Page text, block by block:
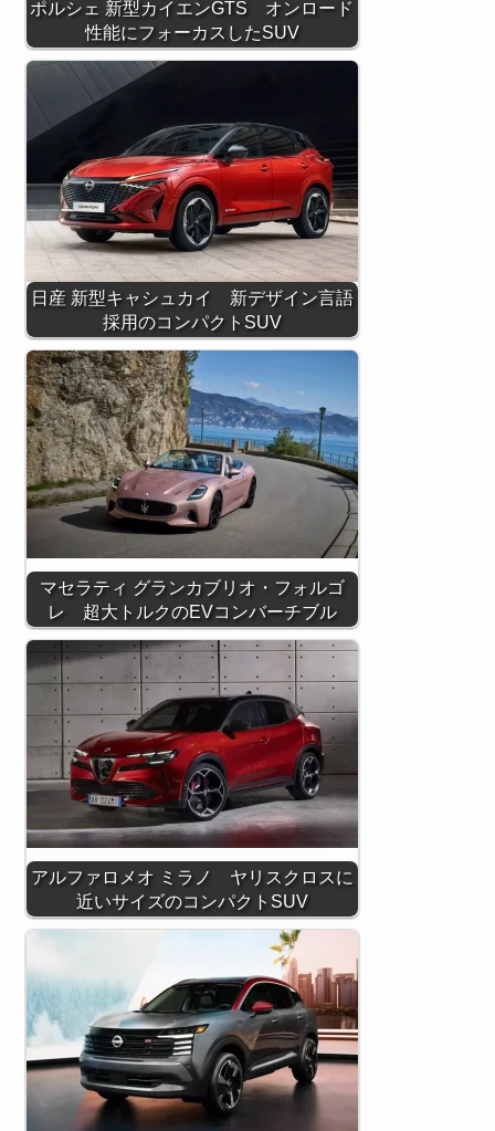
ポルシェ 新型カイエンGTS オンロード
性能にフォーカスしたSUV
日産 新型キャシュカイ 新デザイン言語
採用のコンパクトSUV
マセラティ グランカブリオ・フォルゴ
レ 超大トルクのEVコンバーチブル
アルファロメオ ミラノ ヤリスクロスに
近いサイズのコンパクトSUV